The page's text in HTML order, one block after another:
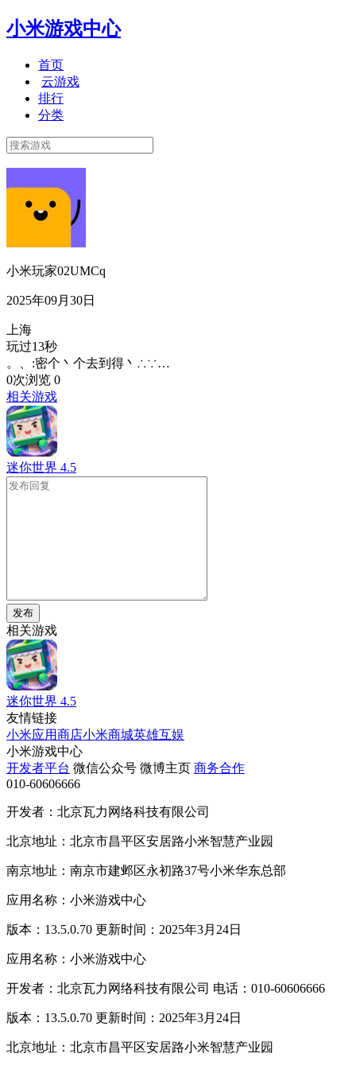
小米游戏中心
首页
云游戏
排行
分类
小米玩家02UMCq
2025年09月30日
上海
玩过13秒
。、:密个丶个去到得丶∴∵…
0次浏览 0
相关游戏
迷你世界 4.5
发布
相关游戏
迷你世界 4.5
友情链接
小米应用商店小米商城英雄互娱
小米游戏中心
开发者平台 微信公众号 微博主页 商务合作
010-60606666
开发者：北京瓦力网络科技有限公司
北京地址：北京市昌平区安居路小米智慧产业园
南京地址：南京市建邺区永初路37号小米华东总部
应用名称：小米游戏中心
版本：13.5.0.70 更新时间：2025年3月24日
应用名称：小米游戏中心
开发者：北京瓦力网络科技有限公司 电话：010-60606666
版本：13.5.0.70 更新时间：2025年3月24日
北京地址：北京市昌平区安居路小米智慧产业园